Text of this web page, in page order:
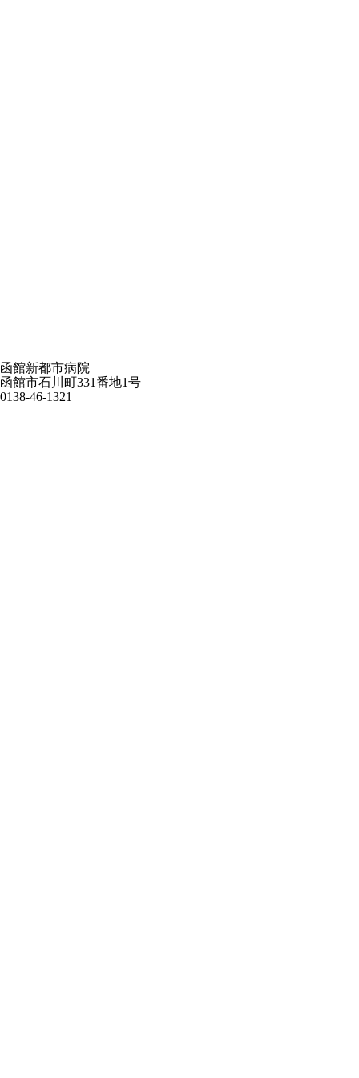
函館新都市病院
函館市石川町331番地1号
0138-46-1321